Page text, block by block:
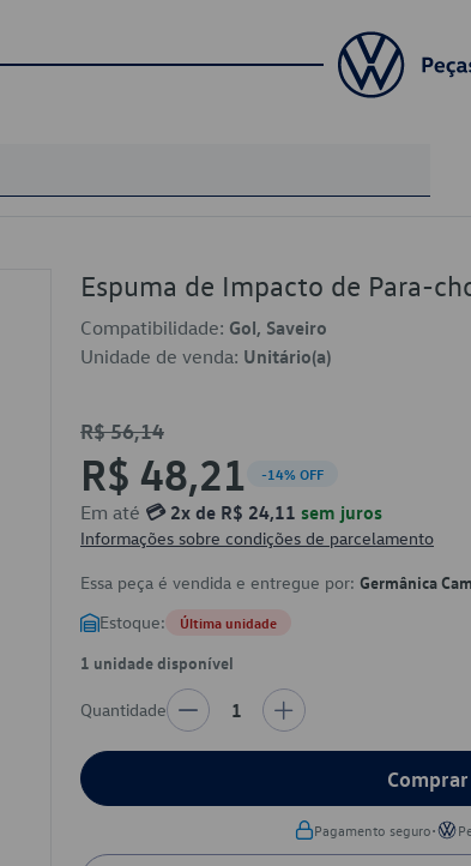
Espuma de Impacto de Para-
Compatibilidade: Gol, Saveiro
Unidade de venda: Unitário(a)
R$ 56,14
R$ 48,21 -14% OFF
Em até 💳 2x de R$ 24,11 sem juros
Informações sobre condições de parcelamento
Essa peça é vendida e entregue por: Germânica
Estoque: Última unidade
1 unidade disponível
Quantidade 1
Pagamento seguro•